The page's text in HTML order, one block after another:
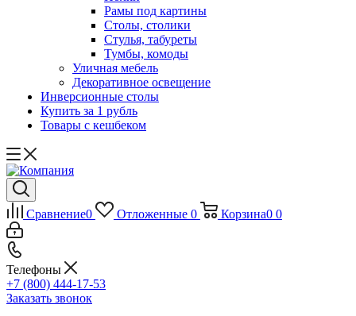
Рамы под картины
Столы, столики
Стулья, табуреты
Тумбы, комоды
Уличная мебель
Декоративное освещение
Инверсионные столы
Купить за 1 рубль
Товары с кешбеком
Сравнение0 Отложенные 0 Корзина0 0
Телефоны
+7 (800) 444-17-53
Заказать звонок